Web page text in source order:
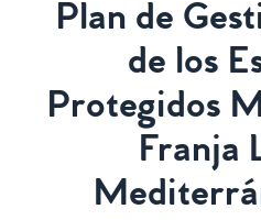
Plan de
de los
Protegidos
Franja